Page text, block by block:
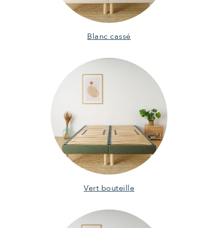
Blanc cassé
Vert bouteille